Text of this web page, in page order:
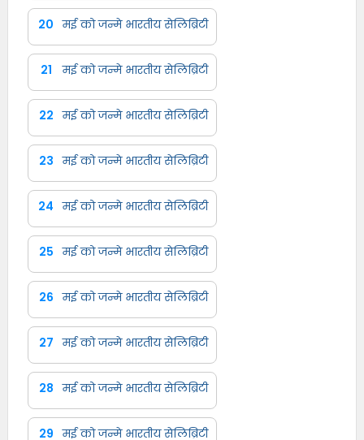
20 मई को जन्मे भारतीय सेलिब्रिटी
21 मई को जन्मे भारतीय सेलिब्रिटी
22 मई को जन्मे भारतीय सेलिब्रिटी
23 मई को जन्मे भारतीय सेलिब्रिटी
24 मई को जन्मे भारतीय सेलिब्रिटी
25 मई को जन्मे भारतीय सेलिब्रिटी
26 मई को जन्मे भारतीय सेलिब्रिटी
27 मई को जन्मे भारतीय सेलिब्रिटी
28 मई को जन्मे भारतीय सेलिब्रिटी
29 मई को जन्मे भारतीय सेलिब्रिटी